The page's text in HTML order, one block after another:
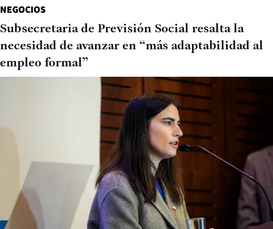
NEGOCIOS
Subsecretaria de Previsión Social resalta la
necesidad de avanzar en “más adaptabilidad al
empleo formal”